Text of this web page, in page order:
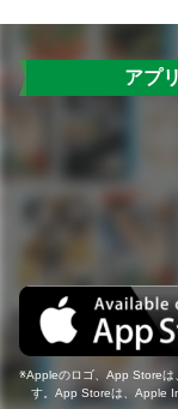
アプ
Appleのロゴ、App Storeは
す。App Storeは、Apple